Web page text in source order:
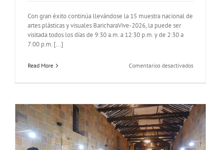
Con gran éxito continúa llevándose la 15 muestra nacional de
artes plásticas y visuales BaricharaVive-2026, la puede ser
visitada todos los días de 9:30 a.m. a 12:30 p.m. y de 2:30 a
7:00 p.m. [...]
Read More Comentarios desactivadosen
Artes
Plásticas
Visuales